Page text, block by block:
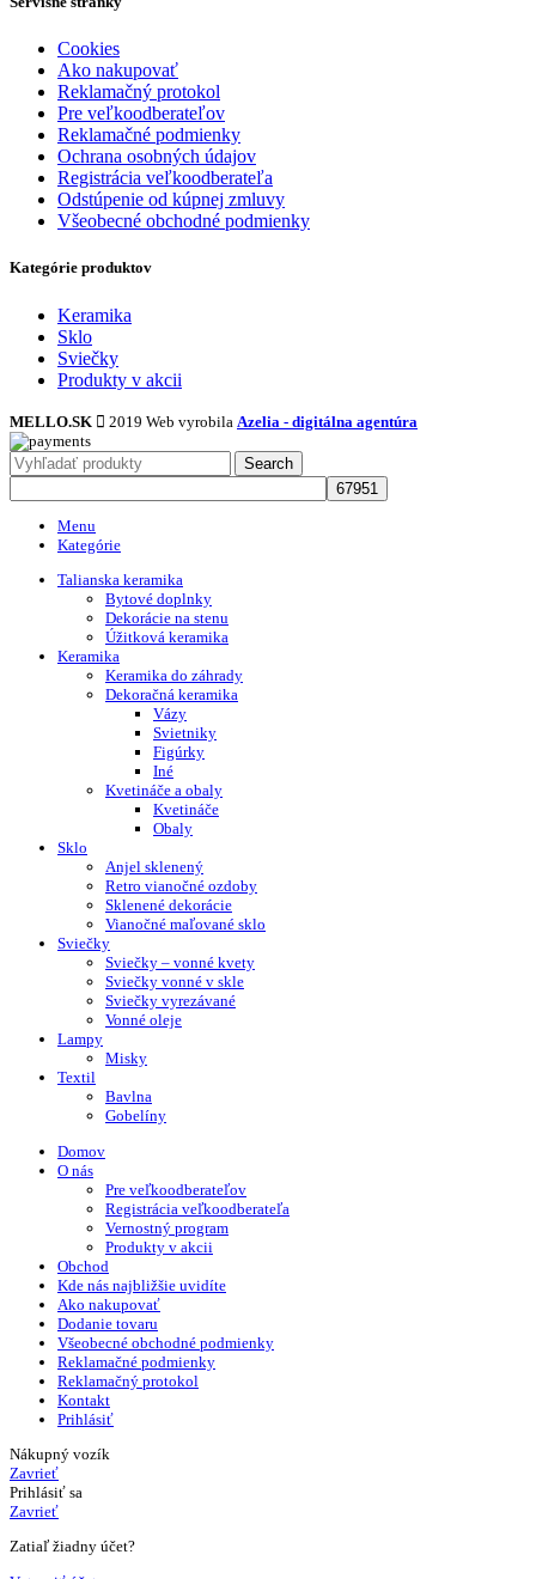
Cookies
Ako nakupovať
Reklamačný protokol
Pre veľkoodberateľov
Reklamačné podmienky
Ochrana osobných údajov
Registrácia veľkoodberateľa
Odstúpenie od kúpnej zmluvy
Všeobecné obchodné podmienky
Kategórie produktov
Keramika
Sklo
Sviečky
Produkty v akcii
MELLO.SK 2019 Web vyrobila Azelia - digitálna agentúra
Search
Menu
Kategórie
Talianska keramika
Bytové doplnky
Dekorácie na stenu
Úžitková keramika
Keramika
Keramika do záhrady
Dekoračná keramika
Vázy
Svietniky
Figúrky
Iné
Kvetináče a obaly
Kvetináče
Obaly
Sklo
Anjel sklenený
Retro vianočné ozdoby
Sklenené dekorácie
Vianočné maľované sklo
Sviečky
Sviečky – vonné kvety
Sviečky vonné v skle
Sviečky vyrezávané
Vonné oleje
Lampy
Misky
Textil
Bavlna
Gobelíny
Domov
O nás
Pre veľkoodberateľov
Registrácia veľkoodberateľa
Vernostný program
Produkty v akcii
Obchod
Kde nás najbližšie uvidíte
Ako nakupovať
Dodanie tovaru
Všeobecné obchodné podmienky
Reklamačné podmienky
Reklamačný protokol
Kontakt
Prihlásiť
Nákupný vozík
Zavrieť
Prihlásiť sa
Zavrieť
Zatiaľ žiadny účet?